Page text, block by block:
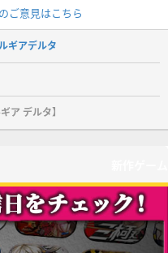
ご意見はこちら
ギアデルタ
ア デルタ】